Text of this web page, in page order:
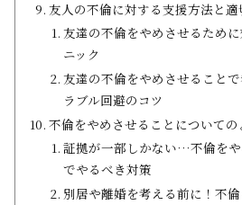
友人の不倫に対する支援方法と
友達の不倫をやめさせるため
ニック
友達の不倫をやめさせること
ラブル回避のコツ
不倫をやめさせることについて
証拠が一部しかない…不倫を
でやるべき対策
別居や離婚を考える前に！不